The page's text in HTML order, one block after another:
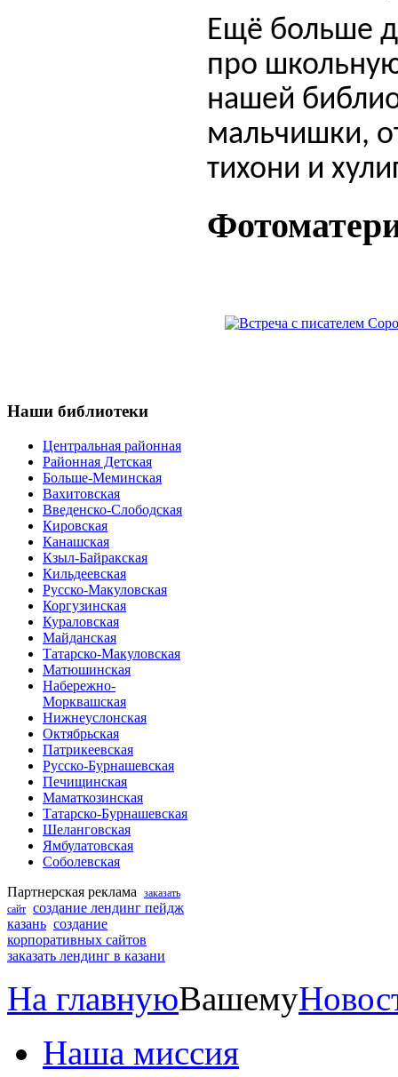
Ещё больше
про
нашей
мальчишки,
тихони и
Наши библиотеки
Центральная районная
Районная Детская
Больше-Меминская
Вахитовская
Введенско-Слободская
Кировская
Канашская
Кзыл-Байракская
Кильдеевская
Русско-Макуловская
Коргузинская
Кураловская
Майданская
Татарско-Макуловская
Матюшинская
Набережно-
Морквашская
Нижнеуслонская
Октябрьская
Патрикеевская
Русско-Бурнашевская
Печищинская
Маматкозинская
Татарско-Бурнашевская
Шеланговская
Ямбулатовская
Соболевская
Партнерская реклама
заказать
сайт создание лендинг пейдж
казань создание
корпоративных сайтов
заказать лендинг в казани
На главнуюВашему
Наша миссия